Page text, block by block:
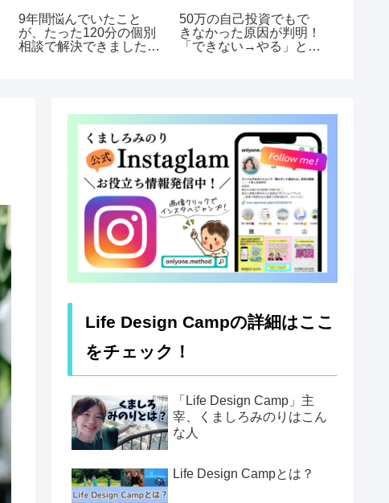
9年間悩んでいたこと
が、たった120分の個別
相談で解決できました！
50万の自己投資でもで
きなかった原因が判明！
「できない→やる」と前
Life Design Campの詳細はここ
をチェック！
「Life Design Camp」主
宰、くましろみのりはこん
な人
Life Design Campとは？